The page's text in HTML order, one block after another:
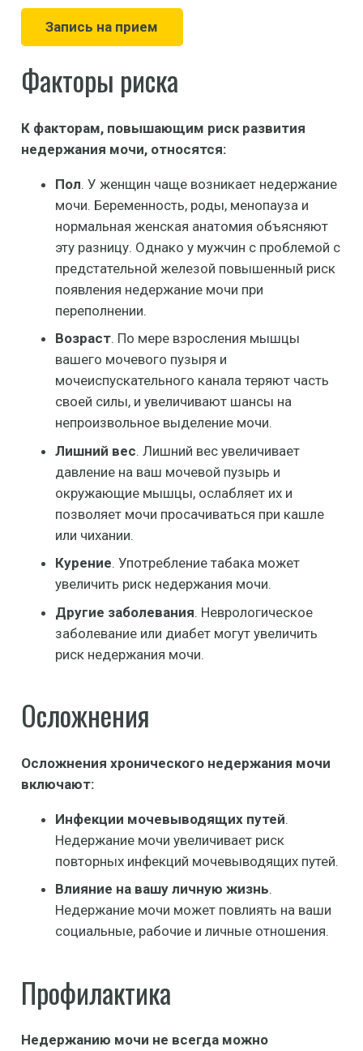
Запись на прием
Факторы риска
К факторам, повышающим риск развития
недержания мочи, относятся:
Пол. У женщин чаще возникает недержание
мочи. Беременность, роды, менопауза и
нормальная женская анатомия объясняют
эту разницу. Однако у мужчин с проблемой с
предстательной железой повышенный риск
появления недержание мочи при
переполнении.
Возраст. По мере взросления мышцы
вашего мочевого пузыря и
мочеиспускательного канала теряют часть
своей силы, и увеличивают шансы на
непроизвольное выделение мочи.
Лишний вес. Лишний вес увеличивает
давление на ваш мочевой пузырь и
окружающие мышцы, ослабляет их и
позволяет мочи просачиваться при кашле
или чихании.
Курение. Употребление табака может
увеличить риск недержания мочи.
Другие заболевания. Неврологическое
заболевание или диабет могут увеличить
риск недержания мочи.
Осложнения
Осложнения хронического недержания мочи
включают:
Инфекции мочевыводящих путей.
Недержание мочи увеличивает риск
повторных инфекций мочевыводящих путей.
Влияние на вашу личную жизнь.
Недержание мочи может повлиять на ваши
социальные, рабочие и личные отношения.
Профилактика
Недержанию мочи не всегда можно